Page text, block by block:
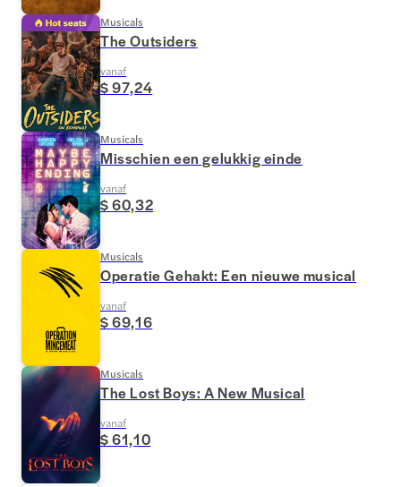
Musicals
The Outsiders
vanaf
$ 97,24
Musicals
Misschien een gelukkig einde
vanaf
$ 60,32
Musicals
Operatie Gehakt: Een nieuwe musical
vanaf
$ 69,16
Musicals
The Lost Boys: A New Musical
vanaf
$ 61,10